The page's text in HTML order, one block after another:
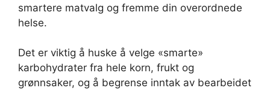
smartere matvalg og fremme din overordnede
helse.
Det er viktig å huske å velge «smarte»
karbohydrater fra hele korn, frukt og
grønnsaker, og å begrense inntak av bearbeidet